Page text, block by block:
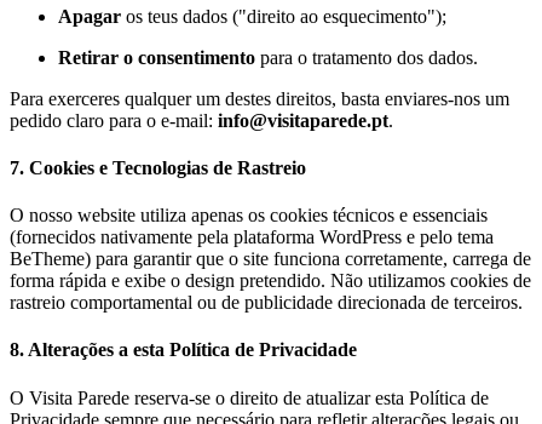
Apagar os teus dados ("direito ao esquecimento");
Retirar o consentimento para o tratamento dos dados.
Para exerceres qualquer um destes direitos, basta enviares-nos um
pedido claro para o e-mail: info@visitaparede.pt.
7. Cookies e Tecnologias de Rastreio
O nosso website utiliza apenas os cookies técnicos e essenciais
(fornecidos nativamente pela plataforma WordPress e pelo tema
BeTheme) para garantir que o site funciona corretamente, carrega de
forma rápida e exibe o design pretendido. Não utilizamos cookies de
rastreio comportamental ou de publicidade direcionada de terceiros.
8. Alterações a esta Política de Privacidade
O Visita Parede reserva-se o direito de atualizar esta Política de
Privacidade sempre que necessário para refletir alterações legais ou